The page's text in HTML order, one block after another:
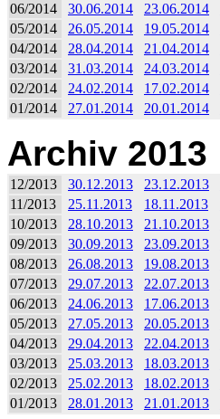
06/2014
30.06.2014 23.06.2014
05/2014
26.05.2014 19.05.2014
04/2014
28.04.2014 21.04.2014
03/2014
31.03.2014 24.03.2014
02/2014
24.02.2014 17.02.2014
01/2014
27.01.2014 20.01.2014
Archiv 2013
12/2013 30.12.2013 23.12.2013
11/2013
25.11.2013 18.11.2013
10/2013
28.10.2013 21.10.2013
09/2013
30.09.2013 23.09.2013
08/2013
26.08.2013 19.08.2013
07/2013
29.07.2013 22.07.2013
06/2013
24.06.2013 17.06.2013
05/2013
27.05.2013 20.05.2013
04/2013
29.04.2013 22.04.2013
03/2013
25.03.2013 18.03.2013
02/2013
25.02.2013 18.02.2013
01/2013
28.01.2013 21.01.2013